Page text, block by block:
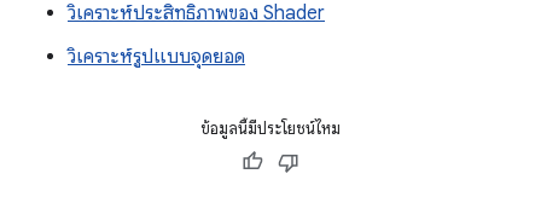
วิเคราะห์ประสิทธิภาพของ Shader
วิเคราะห์รูปแบบจุดยอด
ข้อมูลนี้มีประโยชน์ไหม